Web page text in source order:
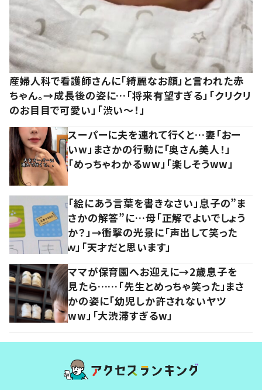
産婦人科で看護師さんに「綺麗なお顔」と言われた赤
ちゃん。→成長後の姿に…「将来有望すぎる」「クリクリ
のお目目で可愛い」「渋い～！」
スーパーに夫を連れて行くと…妻「おー
いw」まさかの行動に「奥さん美人！」
「めっちゃわかるww」「楽しそうww」
「絵にあう言葉を書きなさい」息子の”ま
さかの解答”に…母「正解でよいでしょう
か？」→衝撃の光景に「声出して笑った
ｗ」「天才だと思います」
ママが保育園へお迎えに→2歳息子を
見たら……「先生とめっちゃ笑った」まさ
かの姿に「幼児しか許されないヤツ
ww」「大渋滞すぎるw」